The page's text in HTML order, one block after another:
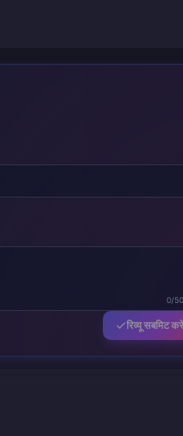
0/
रिव्यू सबमिट करें